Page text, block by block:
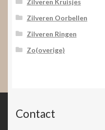
Zilveren Kruisjes
Zilveren Oorbellen
Zilveren Ringen
Zo(overige)
Contact